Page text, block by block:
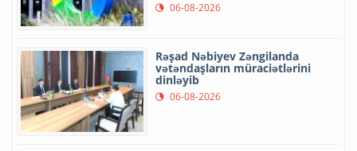
06-08-2026
Rəşad Nəbiyev Zəngilanda
vətəndaşların müraciətlərini
dinləyib
06-08-2026